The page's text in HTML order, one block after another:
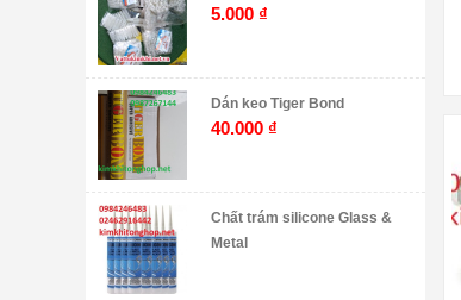
5.000 ₫
Dán keo Tiger Bond
40.000 ₫
Chất trám silicone Glass &
Metal